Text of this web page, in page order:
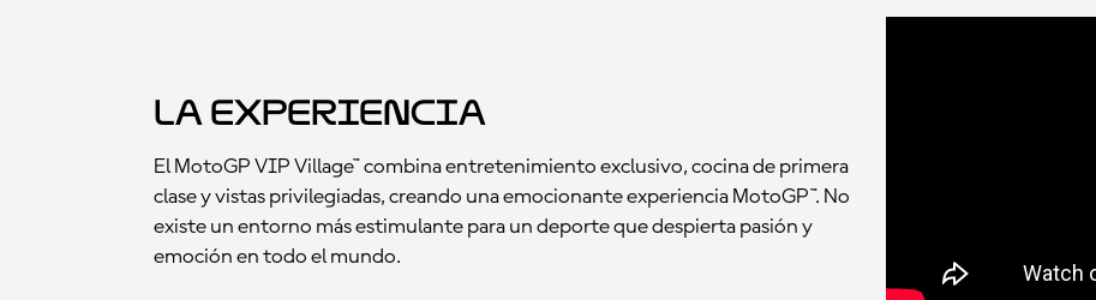
La Experiencia
El MotoGP VIP Village™ combina entretenimiento exclusivo, cocina de primera
clase y vistas privilegiadas, creando una emocionante experiencia MotoGP™. No
existe un entorno más estimulante para un deporte que despierta pasión y
emoción en todo el mundo.